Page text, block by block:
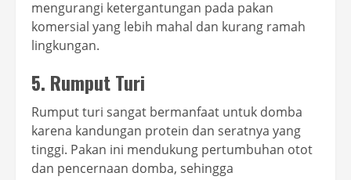
mengurangi ketergantungan pada pakan
komersial yang lebih mahal dan kurang ramah
lingkungan.
5. Rumput Turi
Rumput turi sangat bermanfaat untuk domba
karena kandungan protein dan seratnya yang
tinggi. Pakan ini mendukung pertumbuhan otot
dan pencernaan domba, sehingga